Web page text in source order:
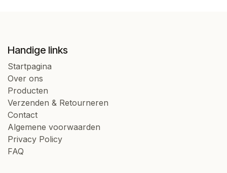
Handige links
Startpagina
Over ons
Producten
Verzenden & Retourneren
Contact
Algemene voorwaarden
Privacy Policy
FAQ